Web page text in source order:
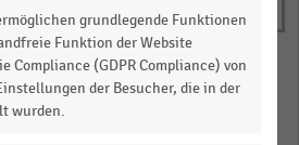
grundlegende Funktionen
Funktion der Website
Compliance (GDPR Compliance) von
der Besucher, die in der
wurden.